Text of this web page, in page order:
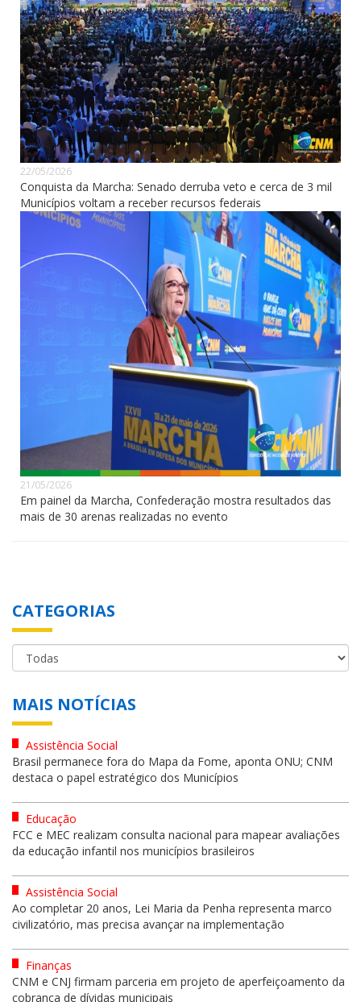
22/05/2026
Conquista da Marcha: Senado derruba veto e cerca de 3 mil
Municípios voltam a receber recursos federais
21/05/2026
Em painel da Marcha, Confederação mostra resultados das
mais de 30 arenas realizadas no evento
CATEGORIAS
MAIS NOTÍCIAS
Assistência Social
Brasil permanece fora do Mapa da Fome, aponta ONU; CNM
destaca o papel estratégico dos Municípios
Educação
FCC e MEC realizam consulta nacional para mapear avaliações
da educação infantil nos municípios brasileiros
Assistência Social
Ao completar 20 anos, Lei Maria da Penha representa marco
civilizatório, mas precisa avançar na implementação
Finanças
CNM e CNJ firmam parceria em projeto de aperfeiçoamento da
cobrança de dívidas municipais